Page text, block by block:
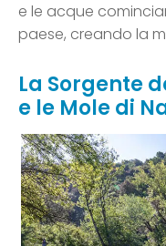
e le acque
paese, creando la
La Sorgente
e le Mole di